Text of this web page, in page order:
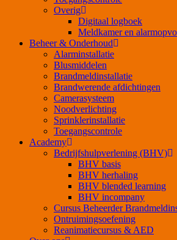
Overig
Digitaal logboek
Meldkamer en
Beheer & Onderhoud
Alarminstallatie
Blusmiddelen
Brandmeldinstallatie
Brandwerende afdichtingen
Camerasysteem
Noodverlichting
Sprinklerinstallatie
Toegangscontrole
Academy
Bedrijfshulpverlening (BHV)
BHV basis
BHV herhaling
BHV blended learning
BHV incompany
Cursus Beheerder
Ontruimingsoefening
Reanimatiecursus & AED